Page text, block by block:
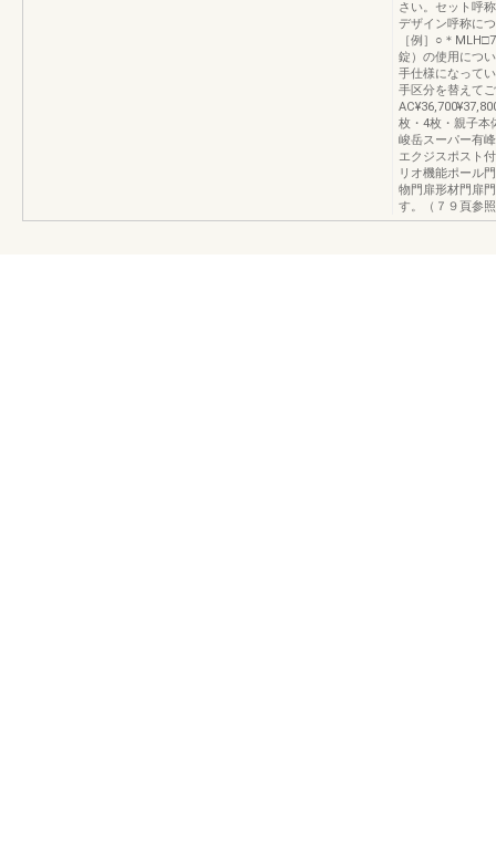
さい。セット呼
デザイン呼称に
［例］○＊
錠）の使用につ
手仕様になって
手区分を替えて
枚・4枚・親子本
峻岳スーパー有
エクジスポスト
リオ機能ポール
物門扉形材門扉
す。（７９頁参